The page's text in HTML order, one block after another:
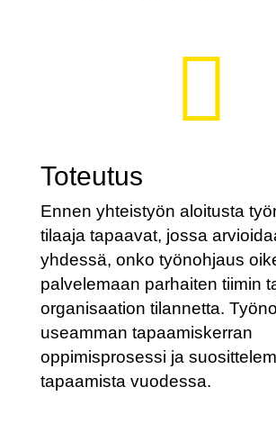

Toteutus
Ennen yhteistyön aloitusta
tilaaja tapaavat, jossa
yhdessä, onko työnohjaus
palvelemaan parhaiten tiimin
organisaation tilannetta.
useamman tapaamiskerran
oppimisprosessi ja
tapaamista vuodessa.